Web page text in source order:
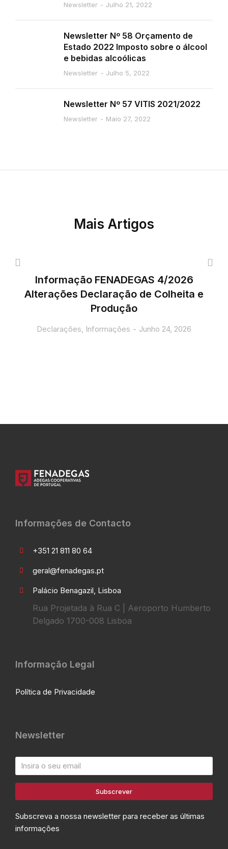
Newsletter Julho 21, 2022
Newsletter Nº 58 Orçamento de
Estado 2022 Imposto sobre o álcool
e bebidas alcoólicas
Newsletter Julho 5, 2022
Newsletter Nº 57 VITIS 2021/2022
Newsletter Maio 27, 2022
Mais Artigos
Informação FENADEGAS 4/2026
Alterações Declaração de Colheita e
Produção
Declarações, Informações Junho 24, 2026
Informações de Contacto
+351 21 811 80 64
geral@fenadegas.pt
Palácio Benagazil, Lisboa
Rua Projetada à Rua C | Aeroporto Humberto
Delgado 1700-008 Lisboa
Informação Legal
Política de Privacidade
Newsletter
Subscrever
Subscreva a nossa newsletter para receber as últimas
informações